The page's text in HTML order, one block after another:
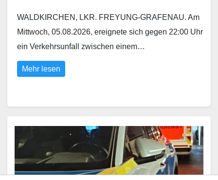
WALDKIRCHEN, LKR. FREYUNG-GRAFENAU. Am
Mittwoch, 05.08.2026, ereignete sich gegen 22:00 Uhr
ein Verkehrsunfall zwischen einem…
Mehr lesen